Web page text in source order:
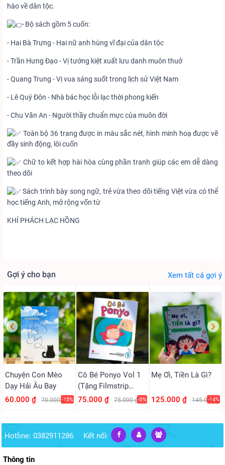
hào về dân tộc.
Bộ sách gồm 5 cuốn:
- Hai Bà Trưng - Hai nữ anh hùng vĩ đại của dân tộc
- Trần Hưng Đạo - Vị tướng kiệt xuất lưu danh muôn thuở
- Quang Trung - Vị vua sáng suốt trong lịch sử Việt Nam
- Lê Quý Đôn - Nhà bác học lỗi lạc thời phong kiến
- Chu Văn An - Người thầy chuẩn mực của muôn đời
Toàn bộ 36 trang được in màu sắc nét, hình minh hoạ được vẽ
đầy sinh động, lôi cuốn
Chữ to kết hợp hài hòa cùng phần tranh giúp các em dễ dàng
theo dõi
Sách trình bày song ngữ, trẻ vừa theo dõi tiếng Việt vừa có thể
học tiếng Anh, mở rộng vốn từ
KHÍ PHÁCH LẠC HỒNG
Gợi ý cho bạn Xem tất cả gợi ý
Chuyện Con Mèo
Dạy Hải Âu Bay
60.000 ₫
70.000 ₫-15%
Cô Bé Ponyo Vol 1
(Tặng Filmstrip
PVC)
75.000 ₫ 75.000 ₫-0%
Mẹ Ơi, Tiền Là Gì?
125.000 ₫ 145.000 ₫
-14%
Hotline: 0382911286 Kết nối
Thông tin